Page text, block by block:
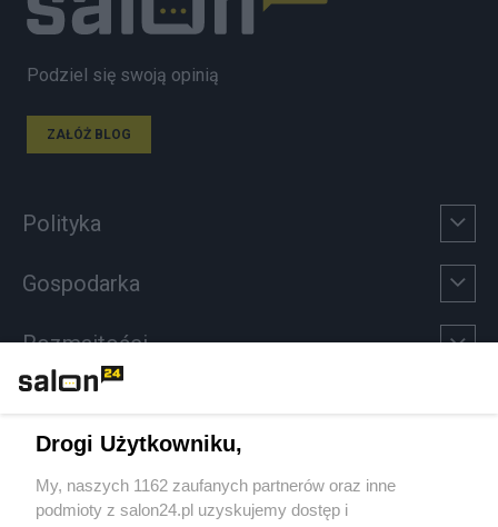
Podziel się swoją opinią
ZAŁÓŻ BLOG
Polityka
Gospodarka
Rozmaitości
Sport
Drogi Użytkowniku,
My, naszych 1162 zaufanych partnerów oraz inne
podmioty z salon24.pl uzyskujemy dostęp i